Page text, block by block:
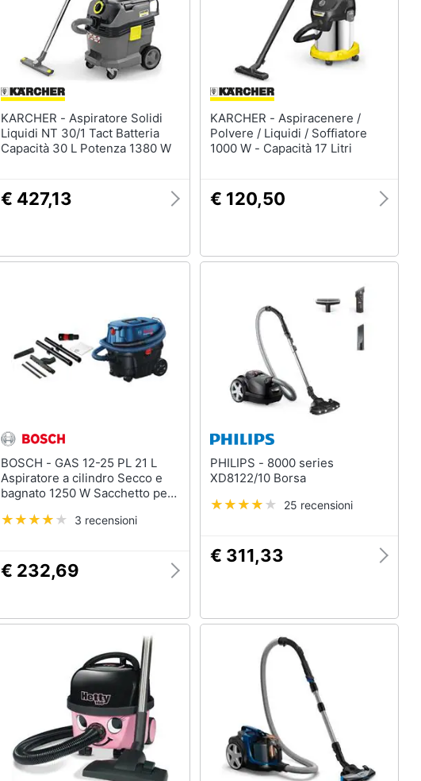
KARCHER - Aspiratore Solidi
Liquidi NT 30/1 Tact Batteria
Capacità 30 L Potenza 1380 W
€ 427,13
KARCHER - Aspiracenere /
Polvere / Liquidi / Soffiatore
1000 W - Capacità 17 Litri
€ 120,50
BOSCH - GAS 12-25 PL 21 L
Aspiratore a cilindro Secco e
bagnato 1250 W Sacchetto per
3 recensioni
€ 232,69
PHILIPS - 8000 series
XD8122/10 Borsa
25 recensioni
€ 311,33